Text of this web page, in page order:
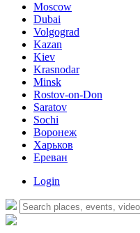
Moscow
Dubai
Volgograd
Kazan
Kiev
Krasnodar
Minsk
Rostov-on-Don
Saratov
Sochi
Воронеж
Харьков
Ереван
Login